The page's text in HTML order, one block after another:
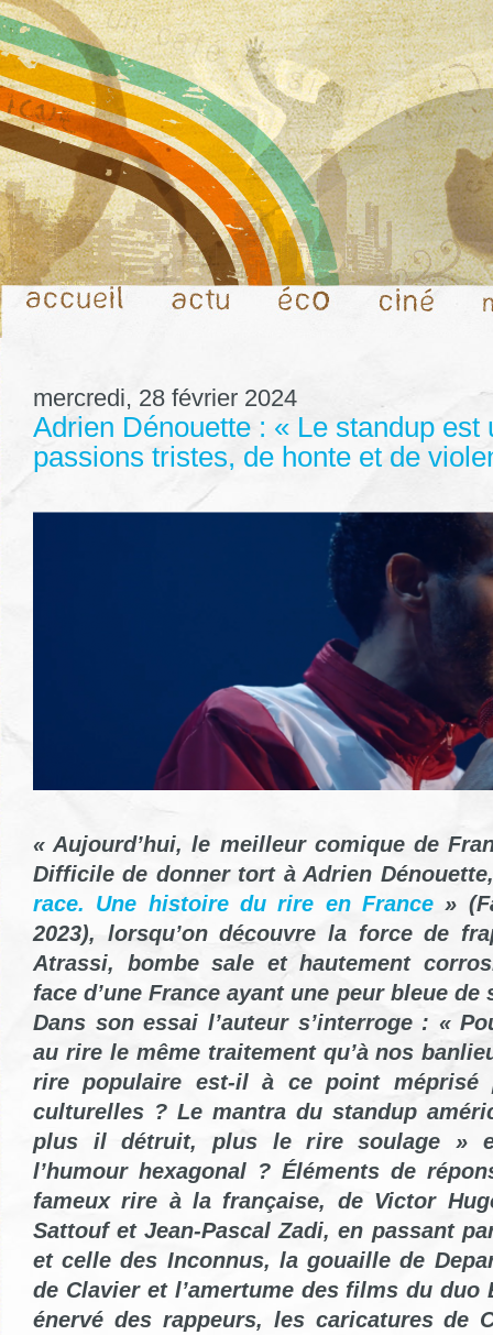
mercredi, 28 février 2024
Adrien Dénouette : « Le standup est
passions tristes, de honte et de
« Aujourd’hui, le meilleur comique de
Difficile de donner tort à Adrien
race. Une histoire du rire en France »
2023), lorsqu’on découvre la force de
Atrassi, bombe sale et hautement
face d’une France ayant une peur bleue
Dans son essai l’auteur s’interroge : «
au rire le même traitement qu’à nos
rire populaire est-il à ce point
culturelles ? Le mantra du standup
plus il détruit, plus le rire soulage »
l’humour hexagonal ? Éléments de
fameux rire à la française, de Victor
Sattouf et Jean-Pascal Zadi, en passant
et celle des Inconnus, la gouaille de
de Clavier et l’amertume des films du
énervé des rappeurs, les caricatures de